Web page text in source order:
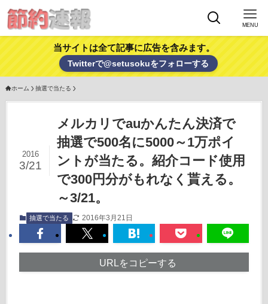
MENU
当サイトは全て記事に広告を含みます。
Twitterで@setusokuをフォローする
ホーム 抽選で当たる
メルカリでauかんたん決済で
抽選で500名に5000～1万ポイ
ントが当たる。紹介コード使用
で300円分がもれなく貰える。
～3/21。
2016
3/21
抽選で当たる 2016年3月21日
URLをコピーする